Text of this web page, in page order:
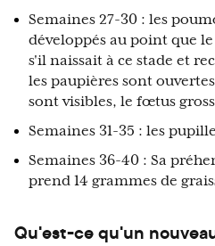
Semaines 27-30 : les
développés au point que
s'il naissait à ce stade et
les paupières sont
sont visibles, le fœtus
Semaines 31-35 : les
Semaines 36-40 : Sa
prend 14 grammes de
Qu'est-ce qu'un